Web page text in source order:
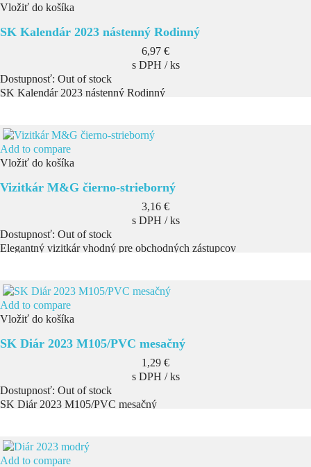
Vložiť do košíka
SK Kalendár 2023 nástenný Rodinný
Cena
6,97 €
s DPH / ks
Dostupnosť: Out of stock
SK Kalendár 2023 nástenný Rodinný
Add to compare
Vložiť do košíka
Vizitkár M&G čierno-strieborný
Cena
3,16 €
s DPH / ks
Dostupnosť: Out of stock
Elegantný vizitkár vhodný pre obchodných zástupcov
Add to compare
Vložiť do košíka
SK Diár 2023 M105/PVC mesačný
Cena
1,29 €
s DPH / ks
Dostupnosť: Out of stock
SK Diár 2023 M105/PVC mesačný
Add to compare